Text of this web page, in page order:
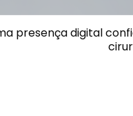
presença digital